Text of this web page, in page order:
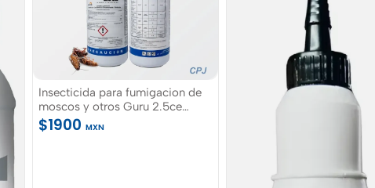
Insecticida para fumigacion de
moscos y otros Guru 2.5ce
Lambda Cyalotrina 1LT
$1900 MXN